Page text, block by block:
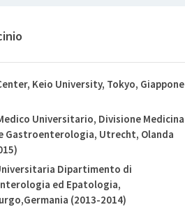
Keio University, Tokyo, Giappone
Universitario, Divisione Medicina
Gastroenterologia, Utrecht, Olanda
Dipartimento di
ed Epatologia,
(2013-2014)